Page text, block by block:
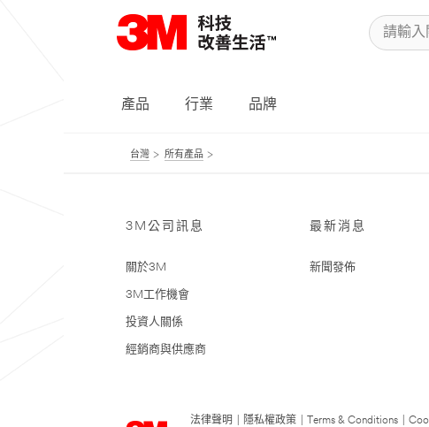
產品 行業 品牌
台灣 所有產品
3M公司訊息
關於3M
3M工作機會
投資人關係
經銷商與供應商
最新消息
新聞發佈
法律聲明 隱私權政策 Terms & Conditions